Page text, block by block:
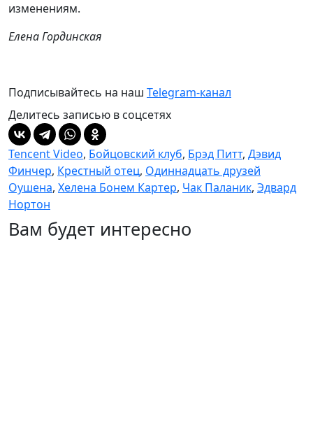
изменениям.
Елена Гординская
Подписывайтесь на наш Telegram-канал
Делитесь записью в соцсетях
Tencent Video, Бойцовский клуб, Брэд Питт, Дэвид
Финчер, Крестный отец, Одиннадцать друзей
Оушена, Хелена Бонем Картер, Чак Паланик, Эдвард
Нортон
Вам будет интересно